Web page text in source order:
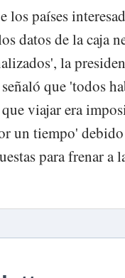
los países
datos de la caja
la
que 'todos
viajar era
un tiempo'
para frenar a